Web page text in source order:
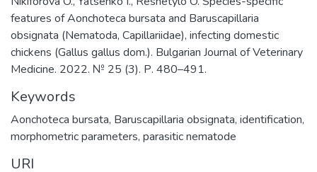
features of Aonchoteca bursata and Baruscapillaria
obsignata (Nematoda, Capillariidae), infecting domestic
chickens (Gallus gallus dom.). Bulgarian Journal of Veterinary
Medicine. 2022. № 25 (3). Р. 480–491.
Keywords
Aonchoteca bursata, Baruscapillaria obsignata, identification,
morphometric parameters, parasitic nematode
URI